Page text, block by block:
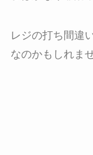
レジの打ち間違
なのかもしれま